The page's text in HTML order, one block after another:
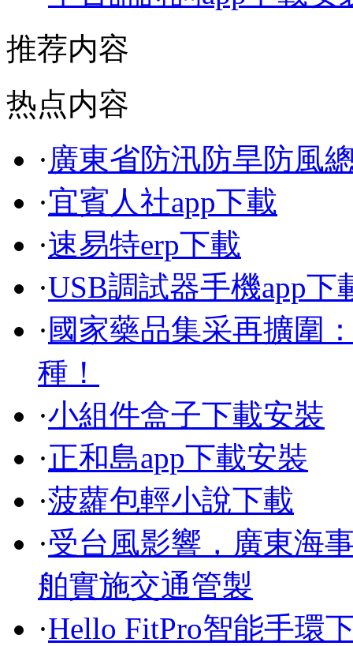
推荐内容
热点内容
·廣東省防汛防旱防風
·宜賓人社app下載
·速易特erp下載
·USB調試器手機app下
· 國家藥品集采再擴圍
種！
·小組件盒子下載安裝
·正和島app下載安裝
·菠蘿包輕小說下載
·受台風影響，廣東海
舶實施交通管製
·Hello FitPro智能手環